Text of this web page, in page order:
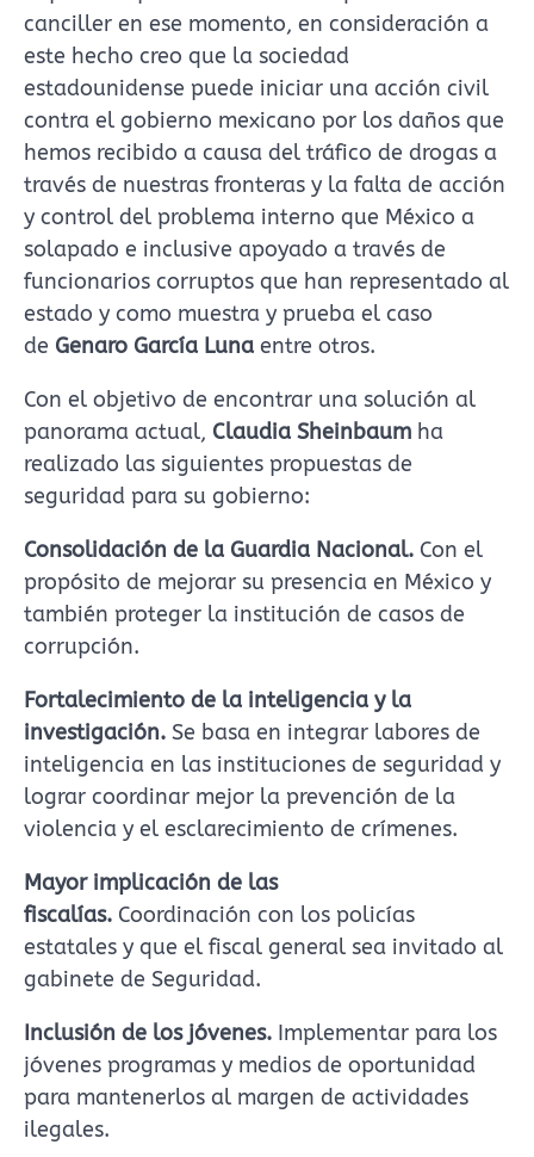
canciller en ese momento, en consideración a
este hecho creo que la sociedad
estadounidense puede iniciar una acción civil
contra el gobierno mexicano por los daños que
hemos recibido a causa del tráfico de drogas a
través de nuestras fronteras y la falta de acción
y control del problema interno que México a
solapado e inclusive apoyado a través de
funcionarios corruptos que han representado al
estado y como muestra y prueba el caso
de Genaro García Luna entre otros.
Con el objetivo de encontrar una solución al
panorama actual, Claudia Sheinbaum ha
realizado las siguientes propuestas de
seguridad para su gobierno:
Consolidación de la Guardia Nacional. Con el
propósito de mejorar su presencia en México y
también proteger la institución de casos de
corrupción.
Fortalecimiento de la inteligencia y la
investigación. Se basa en integrar labores de
inteligencia en las instituciones de seguridad y
lograr coordinar mejor la prevención de la
violencia y el esclarecimiento de crímenes.
Mayor implicación de las
fiscalías. Coordinación con los policías
estatales y que el fiscal general sea invitado al
gabinete de Seguridad.
Inclusión de los jóvenes. Implementar para los
jóvenes programas y medios de oportunidad
para mantenerlos al margen de actividades
ilegales.